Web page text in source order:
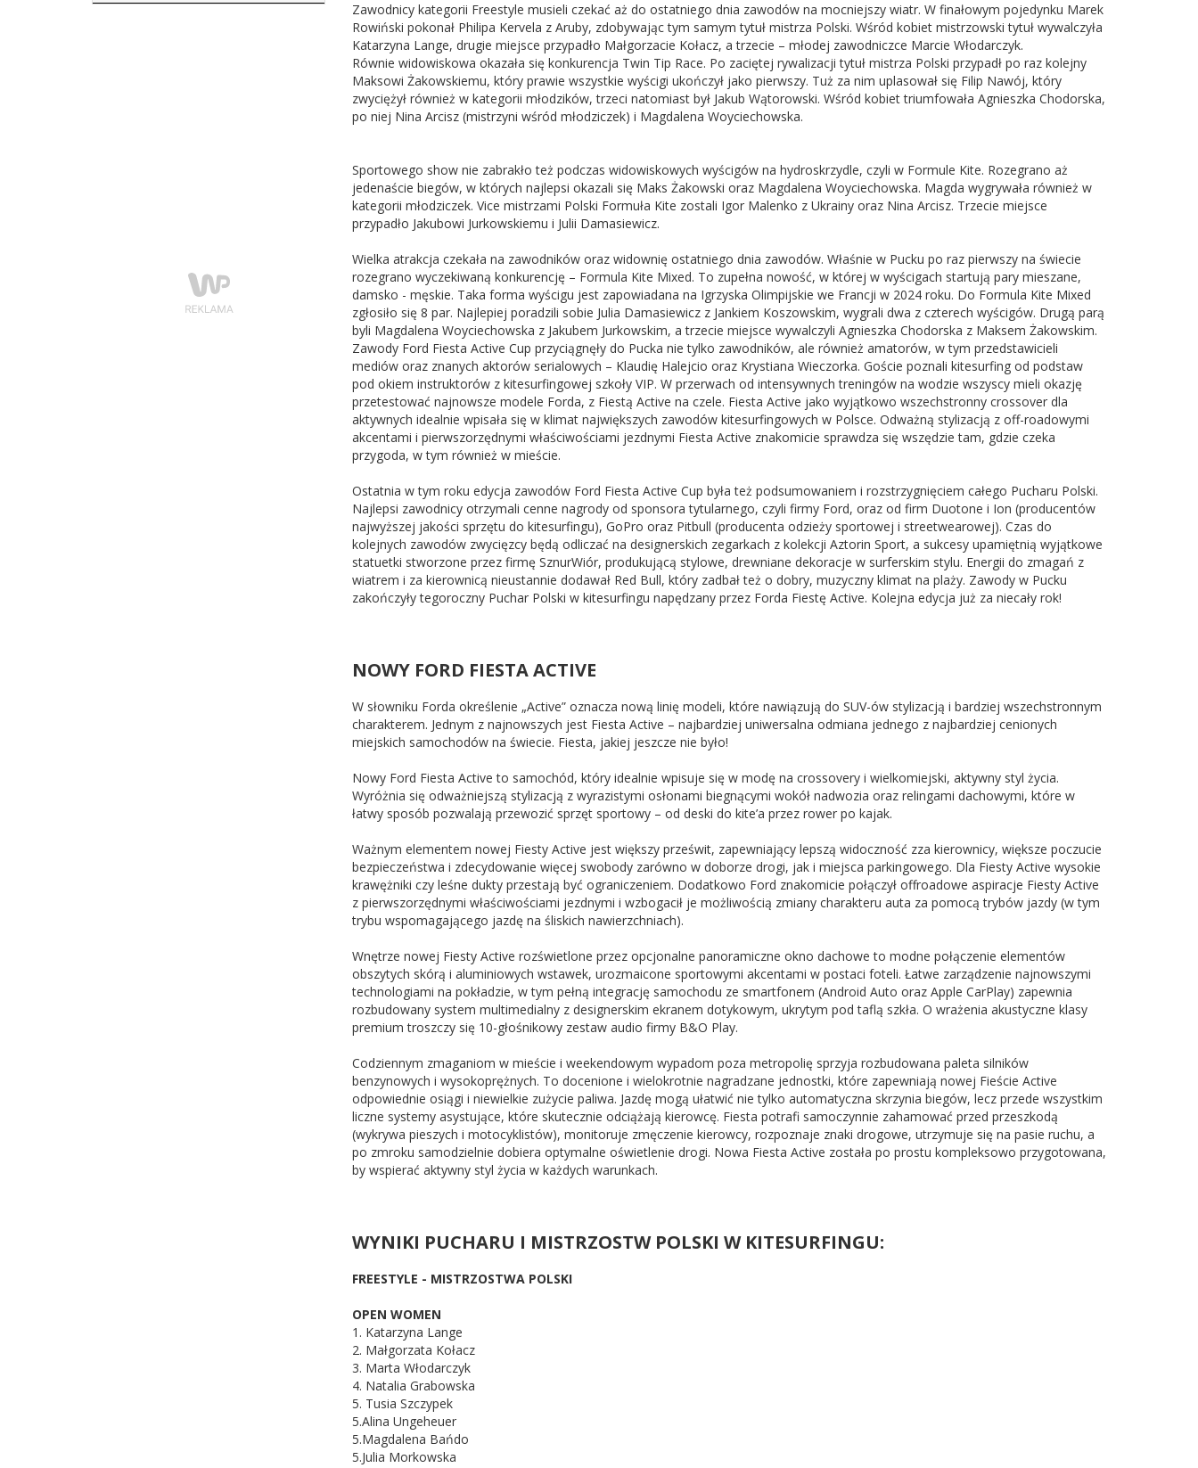
Zawodnicy kategorii Freestyle musieli czekać aż do ostatniego dnia zawodów na mocniejszy wiatr. W finałowym pojedynku Marek
Rowiński pokonał Philipa Kervela z Aruby, zdobywając tym samym tytuł mistrza Polski. Wśród kobiet mistrzowski tytuł wywalczyła
Katarzyna Lange, drugie miejsce przypadło Małgorzacie Kołacz, a trzecie – młodej zawodniczce Marcie Włodarczyk.
Równie widowiskowa okazała się konkurencja Twin Tip Race. Po zaciętej rywalizacji tytuł mistrza Polski przypadł po raz kolejny
Maksowi Żakowskiemu, który prawie wszystkie wyścigi ukończył jako pierwszy. Tuż za nim uplasował się Filip Nawój, który
zwyciężył również w kategorii młodzików, trzeci natomiast był Jakub Wątorowski. Wśród kobiet triumfowała Agnieszka Chodorska,
po niej Nina Arcisz (mistrzyni wśród młodziczek) i Magdalena Woyciechowska.
Sportowego show nie zabrakło też podczas widowiskowych wyścigów na hydroskrzydle, czyli w Formule Kite. Rozegrano aż
jedenaście biegów, w których najlepsi okazali się Maks Żakowski oraz Magdalena Woyciechowska. Magda wygrywała również w
kategorii młodziczek. Vice mistrzami Polski Formuła Kite zostali Igor Malenko z Ukrainy oraz Nina Arcisz. Trzecie miejsce
przypadło Jakubowi Jurkowskiemu i Julii Damasiewicz.
Wielka atrakcja czekała na zawodników oraz widownię ostatniego dnia zawodów. Właśnie w Pucku po raz pierwszy na świecie
rozegrano wyczekiwaną konkurencję – Formula Kite Mixed. To zupełna nowość, w której w wyścigach startują pary mieszane,
damsko - męskie. Taka forma wyścigu jest zapowiadana na Igrzyska Olimpijskie we Francji w 2024 roku. Do Formula Kite Mixed
zgłosiło się 8 par. Najlepiej poradzili sobie Julia Damasiewicz z Jankiem Koszowskim, wygrali dwa z czterech wyścigów. Drugą parą
byli Magdalena Woyciechowska z Jakubem Jurkowskim, a trzecie miejsce wywalczyli Agnieszka Chodorska z Maksem Żakowskim.
Zawody Ford Fiesta Active Cup przyciągnęły do Pucka nie tylko zawodników, ale również amatorów, w tym przedstawicieli
mediów oraz znanych aktorów serialowych – Klaudię Halejcio oraz Krystiana Wieczorka. Goście poznali kitesurfing od podstaw
pod okiem instruktorów z kitesurfingowej szkoły VIP. W przerwach od intensywnych treningów na wodzie wszyscy mieli okazję
przetestować najnowsze modele Forda, z Fiestą Active na czele. Fiesta Active jako wyjątkowo wszechstronny crossover dla
aktywnych idealnie wpisała się w klimat największych zawodów kitesurfingowych w Polsce. Odważną stylizacją z off-roadowymi
akcentami i pierwszorzędnymi właściwościami jezdnymi Fiesta Active znakomicie sprawdza się wszędzie tam, gdzie czeka
przygoda, w tym również w mieście.
Ostatnia w tym roku edycja zawodów Ford Fiesta Active Cup była też podsumowaniem i rozstrzygnięciem całego Pucharu Polski.
Najlepsi zawodnicy otrzymali cenne nagrody od sponsora tytularnego, czyli firmy Ford, oraz od firm Duotone i Ion (producentów
najwyższej jakości sprzętu do kitesurfingu), GoPro oraz Pitbull (producenta odzieży sportowej i streetwearowej). Czas do
kolejnych zawodów zwycięzcy będą odliczać na designerskich zegarkach z kolekcji Aztorin Sport, a sukcesy upamiętnią wyjątkowe
statuetki stworzone przez firmę SznurWiór, produkującą stylowe, drewniane dekoracje w surferskim stylu. Energii do zmagań z
wiatrem i za kierownicą nieustannie dodawał Red Bull, który zadbał też o dobry, muzyczny klimat na plaży. Zawody w Pucku
zakończyły tegoroczny Puchar Polski w kitesurfingu napędzany przez Forda Fiestę Active. Kolejna edycja już za niecały rok!
NOWY FORD FIESTA ACTIVE
W słowniku Forda określenie „Active” oznacza nową linię modeli, które nawiązują do SUV-ów stylizacją i bardziej wszechstronnym
charakterem. Jednym z najnowszych jest Fiesta Active – najbardziej uniwersalna odmiana jednego z najbardziej cenionych
miejskich samochodów na świecie. Fiesta, jakiej jeszcze nie było!
Nowy Ford Fiesta Active to samochód, który idealnie wpisuje się w modę na crossovery i wielkomiejski, aktywny styl życia.
Wyróżnia się odważniejszą stylizacją z wyrazistymi osłonami biegnącymi wokół nadwozia oraz relingami dachowymi, które w
łatwy sposób pozwalają przewozić sprzęt sportowy – od deski do kite’a przez rower po kajak.
Ważnym elementem nowej Fiesty Active jest większy prześwit, zapewniający lepszą widoczność zza kierownicy, większe poczucie
bezpieczeństwa i zdecydowanie więcej swobody zarówno w doborze drogi, jak i miejsca parkingowego. Dla Fiesty Active wysokie
krawężniki czy leśne dukty przestają być ograniczeniem. Dodatkowo Ford znakomicie połączył offroadowe aspiracje Fiesty Active
z pierwszorzędnymi właściwościami jezdnymi i wzbogacił je możliwością zmiany charakteru auta za pomocą trybów jazdy (w tym
trybu wspomagającego jazdę na śliskich nawierzchniach).
Wnętrze nowej Fiesty Active rozświetlone przez opcjonalne panoramiczne okno dachowe to modne połączenie elementów
obszytych skórą i aluminiowych wstawek, urozmaicone sportowymi akcentami w postaci foteli. Łatwe zarządzenie najnowszymi
technologiami na pokładzie, w tym pełną integrację samochodu ze smartfonem (Android Auto oraz Apple CarPlay) zapewnia
rozbudowany system multimedialny z designerskim ekranem dotykowym, ukrytym pod taflą szkła. O wrażenia akustyczne klasy
premium troszczy się 10-głośnikowy zestaw audio firmy B&O Play.
Codziennym zmaganiom w mieście i weekendowym wypadom poza metropolię sprzyja rozbudowana paleta silników
benzynowych i wysokoprężnych. To docenione i wielokrotnie nagradzane jednostki, które zapewniają nowej Fieście Active
odpowiednie osiągi i niewielkie zużycie paliwa. Jazdę mogą ułatwić nie tylko automatyczna skrzynia biegów, lecz przede wszystkim
liczne systemy asystujące, które skutecznie odciążają kierowcę. Fiesta potrafi samoczynnie zahamować przed przeszkodą
(wykrywa pieszych i motocyklistów), monitoruje zmęczenie kierowcy, rozpoznaje znaki drogowe, utrzymuje się na pasie ruchu, a
po zmroku samodzielnie dobiera optymalne oświetlenie drogi. Nowa Fiesta Active została po prostu kompleksowo przygotowana,
by wspierać aktywny styl życia w każdych warunkach.
WYNIKI PUCHARU I MISTRZOSTW POLSKI W KITESURFINGU:
FREESTYLE - MISTRZOSTWA POLSKI
OPEN WOMEN
1. Katarzyna Lange
2. Małgorzata Kołacz
3. Marta Włodarczyk
4. Natalia Grabowska
5. Tusia Szczypek
5.Alina Ungeheuer
5.Magdalena Bańdo
5.Julia Morkowska